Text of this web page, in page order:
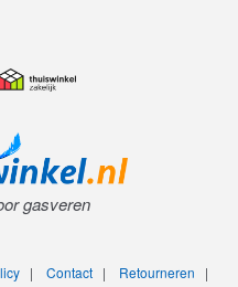
gasveren
| Contact| Retourneren |